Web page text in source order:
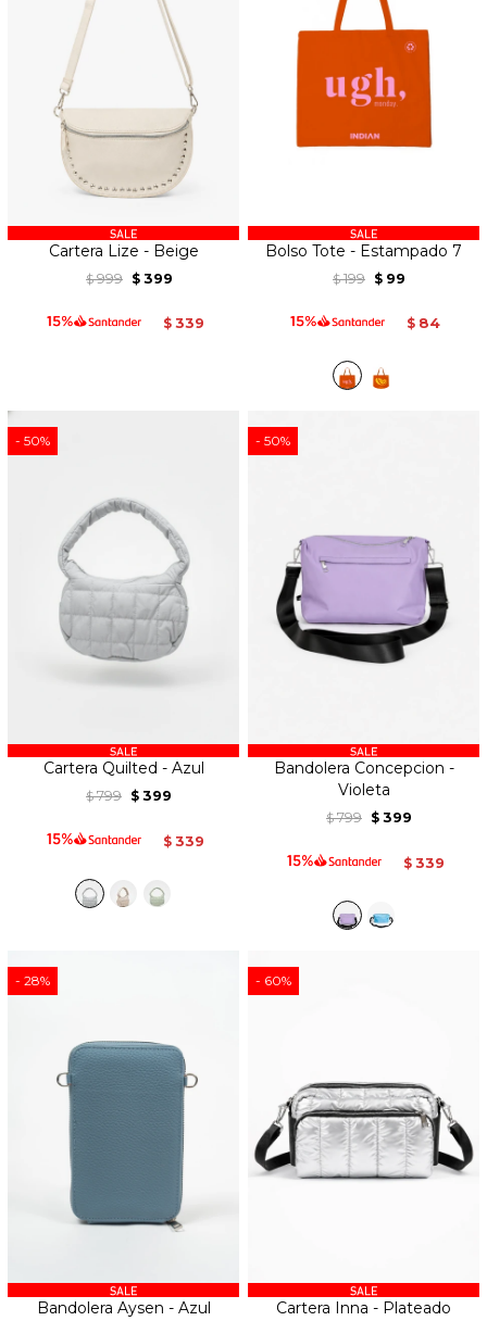
Cartera Lize - Beige
$ 999 $ 399
$ 339
Bolso Tote - Estampado 7
$ 199 $ 99
$ 84
50
Cartera Quilted - Azul
$ 799 $ 399
$ 339
50
Bandolera Concepcion -
Violeta
$ 799 $ 399
$ 339
28
Bandolera Aysen - Azul
60
Cartera Inna - Plateado